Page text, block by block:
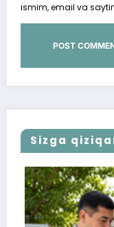
ismim, email va
Sizga